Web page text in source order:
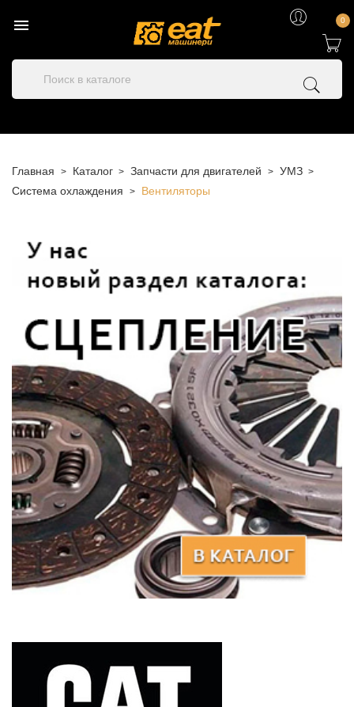
 0
Главная Каталог Запчасти для двигателей
УМЗ
Система охлаждения
Вентиляторы